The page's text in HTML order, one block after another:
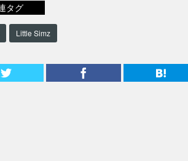
タグ
Little Simz